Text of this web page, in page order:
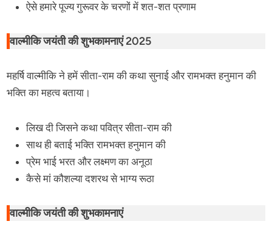
ऐसे हमारे पूज्य गुरूवर के चरणों में शत-शत प्रणाम
वाल्मीकि जयंती की शुभकामनाएं 2025
महर्षि वाल्मीकि ने हमें सीता-राम की कथा सुनाई और रामभक्त हनुमान की
भक्ति का महत्व बताया।
लिख दी जिसने कथा पवित्र सीता-राम की
साथ ही बताई भक्ति रामभक्त हनुमान की
प्रेम भाई भरत और लक्ष्मण का अनूठा
कैसे मां कौशल्या दशरथ से भाग्य रूठा
वाल्मीकि जयंती की शुभकामनाएं